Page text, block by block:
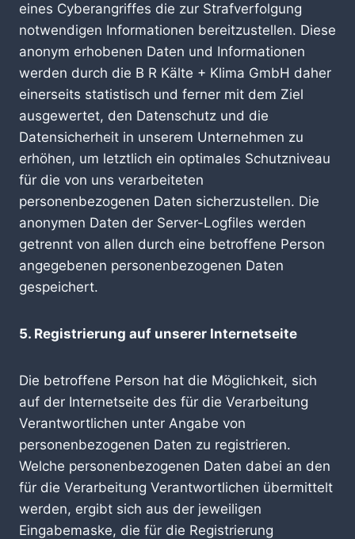
eines Cyberangriffes die zur Strafverfolgung
notwendigen Informationen bereitzustellen. Diese
anonym erhobenen Daten und Informationen
werden durch die B R Kälte + Klima GmbH daher
einerseits statistisch und ferner mit dem Ziel
ausgewertet, den Datenschutz und die
Datensicherheit in unserem Unternehmen zu
erhöhen, um letztlich ein optimales Schutzniveau
für die von uns verarbeiteten
personenbezogenen Daten sicherzustellen. Die
anonymen Daten der Server-Logfiles werden
getrennt von allen durch eine betroffene Person
angegebenen personenbezogenen Daten
gespeichert.
5. Registrierung auf unserer Internetseite
Die betroffene Person hat die Möglichkeit, sich
auf der Internetseite des für die Verarbeitung
Verantwortlichen unter Angabe von
personenbezogenen Daten zu registrieren.
Welche personenbezogenen Daten dabei an den
für die Verarbeitung Verantwortlichen übermittelt
werden, ergibt sich aus der jeweiligen
Eingabemaske, die für die Registrierung